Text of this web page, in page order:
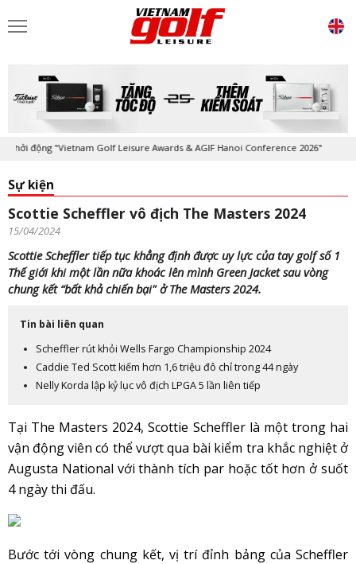
động "Vietnam Golf Leisure Awards & AGIF Hanoi Conference 2026"
Sự kiện
Scottie Scheffler vô địch The Masters 2024
15/04/2024
Scottie Scheffler tiếp tục khẳng định được uy lực của tay golf số 1
Thế giới khi một lần nữa khoác lên mình Green Jacket sau vòng
chung kết “bất khả chiến bại" ở The Masters 2024.
Tin bài liên quan
Scheffler rút khỏi Wells Fargo Championship 2024
Caddie Ted Scott kiếm hơn 1,6 triệu đô chỉ trong 44 ngày
Nelly Korda lập kỷ lục vô địch LPGA 5 lần liên tiếp
Tại The Masters 2024, Scottie Scheffler là một trong hai
vận động viên có thể vượt qua bài kiểm tra khắc nghiệt ở
Augusta National với thành tích par hoặc tốt hơn ở suốt
4 ngày thi đấu.
Bước tới vòng chung kết, vị trí đỉnh bảng của Scheffler